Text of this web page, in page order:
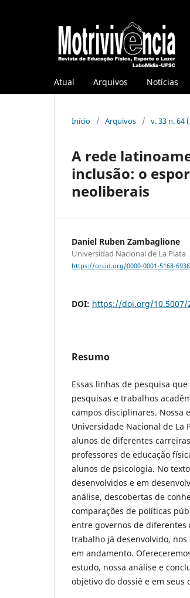
Atual Arquivos Notícias
Início / Arquivos / v. 33 n. 64
A rede
inclusão: o
neoliberais
Daniel Ruben Zambaglione
Universidad Nacional de La Plata
https://orcid.org/0000-0001-5168-6936
DOI: https://doi.org/10.5007/
Resumo
Essas linhas de pesquisa
pesquisas e trabalhos
campos disciplinares. Nossa
Universidade Nacional de La
alunos de diferentes
professores de educação
alunos de psicologia. No
desenvolvidos e em
análise, descobertas de
comparações de políticas
entre governos de diferentes
trabalho já desenvolvido,
em andamento.
estudo, nossa análise e
objetivo do dossiê e em seus